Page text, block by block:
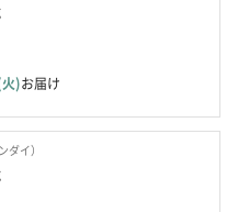
)お届け
ダイ）